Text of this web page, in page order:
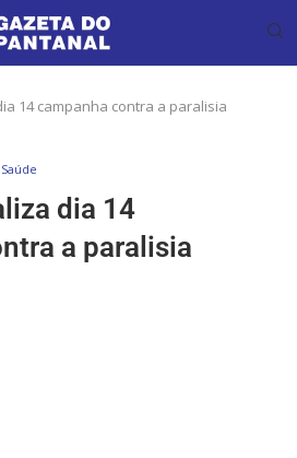
14 campanha contra a paralisia
Saúde
dia 14
a paralisia